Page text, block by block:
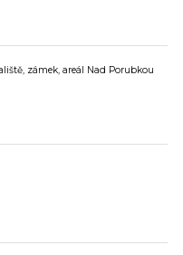
zámek, areál Nad Porubkou